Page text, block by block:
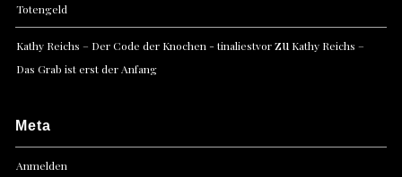
Totengeld
Kathy Reichs – Der Code der Knochen - tinaliestvorzu Kathy Reichs –
Das Grab ist erst der Anfang
Meta
Anmelden